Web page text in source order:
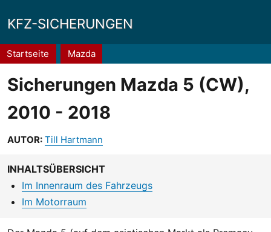
KFZ-SICHERUNGEN
Pfadnavigation
Startseite Mazda
Sicherungen Mazda 5 (CW),
2010 - 2018
AUTOR: Till Hartmann
INHALTSÜBERSICHT
Im Innenraum des Fahrzeugs
Im Motorraum